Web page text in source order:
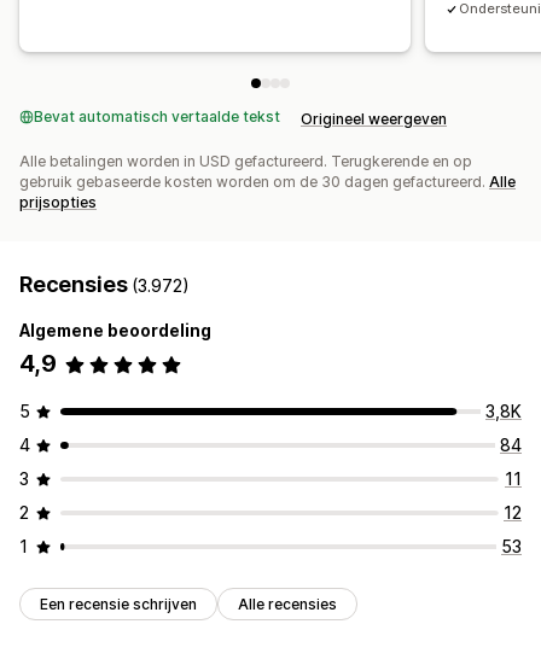
Analytics A/B-testen Activiteitenlogboeken
Bevat automatisch vertaalde tekst Origineel weergeven
Alle betalingen worden in USD gefactureerd. Terugkerende en op
gebruik gebaseerde kosten worden om de 30 dagen gefactureerd. Alle
prijsopties
Recensies (3.972)
Algemene beoordeling
4,9
5
3,8K
4
84
3
11
2
12
1
53
Een recensie schrijven Alle recensies